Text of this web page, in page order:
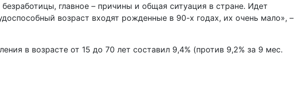
главное – причины и общая ситуация в стране. Идет
возраст входят рожденные в 90-х годах, их очень мало», –
в возрасте от 15 до 70 лет составил 9,4% (против 9,2% за 9 мес.